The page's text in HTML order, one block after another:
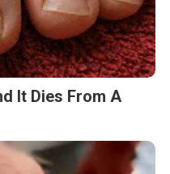
It Dies From A